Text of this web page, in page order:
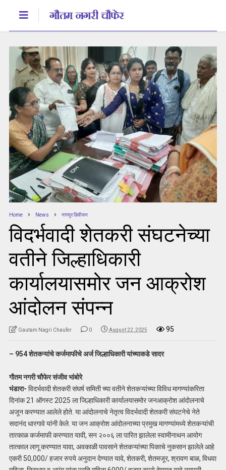
Home News नागपुर डिवीजन
विदर्भवादी शेतकरी संघटनेच्या
वतीने जिल्हाधिकारी
कार्यालयासमोर जन आक्रोश
आंदोलन संपन्न
Gautam Nagri Chaufer 0 August 22, 2025 95
– 954 शेतकऱ्यांचे कर्जमाफीचे अर्ज जिल्हाधिकारी यांच्याकडे सादर
गौतम नगरी चौफेर संजीव भांबोरे
भंडारा- विदर्भवादी शेतकरी संघर्ष समिती च्या वतीने शेतकऱ्यांच्या विविध मागण्यांकरिता
दिनांक 21 ऑगस्ट 2025 ला जिल्हाधिकारी कार्यालयासमोर जनआक्रोश आंदोलनाचे
अजून करण्यात आलेले होते. या आंदोलनाचे नेतृत्व विदर्भवादी शेतकरी संघटनेचे नेते
सदानंद धारगावे यांनी केले. या जन आक्रोश आंदोलनाच्या प्रमुख मागण्यांमध्ये शेतकऱ्यांची
तात्काळ कर्जमाफी करण्यात यावी, सन २००६ ला पारित झालेला स्वामीनाथन आयोग
तात्काल लागू करण्यात यावा, अवकाळी पावसाने शेतकऱ्यांच्या पिकाचे नुकसान झालेले आहे
एकरी 50,000/ हजार रुपये अनुदान देण्यात यावे, शेतकरी, शेतमजूर, श्रावण बाळ, विधवा